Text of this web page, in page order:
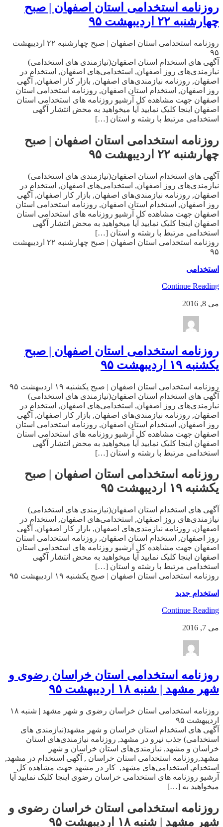
روزنامه استخدامی استان اصفهان | صبح
چهارشنبه ۲۲ اردیبهشت ۹۵
روزنامه استخدامی استان اصفهان | صبح چهارشنبه ۲۲ اردیبهشت
۹۵
آگهی های استخدام استان اصفهان(نیازمندی های استخدامی)
نیازمندی‌های روز اصفهان, استخدامی‌های اصفهان, استخدام در
اصفهان, روزنامه نیازمندی‌های اصفهان, بازار کار اصفهان, آگهی
روز اصفهان, استخدام استان اصفهان, روزنامه استخدامی استان
اصفهان جهت مشاهده کل آرشیو روزنامه های استخدامی استان
اصفهان اینجا کلیک نمایید آیا میخواهید به محض انتشار آگهی
استخدامی مرتبط با رشته و استان […]
روزنامه استخدامی استان اصفهان | صبح
چهارشنبه ۲۲ اردیبهشت ۹۵
آگهی های استخدام استان اصفهان(نیازمندی های استخدامی)
نیازمندی‌های روز اصفهان, استخدامی‌های اصفهان, استخدام در
اصفهان, روزنامه نیازمندی‌های اصفهان, بازار کار اصفهان, آگهی
روز اصفهان, استخدام استان اصفهان, روزنامه استخدامی استان
اصفهان جهت مشاهده کل آرشیو روزنامه های استخدامی استان
اصفهان اینجا کلیک نمایید آیا میخواهید به محض انتشار آگهی
استخدامی مرتبط با رشته و استان […]
روزنامه استخدامی استان اصفهان | صبح چهارشنبه ۲۲ اردیبهشت
۹۵
استخدامی
Continue Reading
می 8, 2016
روزنامه استخدامی استان اصفهان | صبح
یکشنبه ۱۹ اردیبهشت ۹۵
روزنامه استخدامی استان اصفهان | صبح یکشنبه ۱۹ اردیبهشت ۹۵
آگهی های استخدام استان اصفهان(نیازمندی های استخدامی)
نیازمندی‌های روز اصفهان, استخدامی‌های اصفهان, استخدام در
اصفهان, روزنامه نیازمندی‌های اصفهان, بازار کار اصفهان, آگهی
روز اصفهان, استخدام استان اصفهان, روزنامه استخدامی استان
اصفهان جهت مشاهده کل آرشیو روزنامه های استخدامی استان
اصفهان اینجا کلیک نمایید آیا میخواهید به محض انتشار آگهی
استخدامی مرتبط با رشته و استان […]
روزنامه استخدامی استان اصفهان | صبح
یکشنبه ۱۹ اردیبهشت ۹۵
آگهی های استخدام استان اصفهان(نیازمندی های استخدامی)
نیازمندی‌های روز اصفهان, استخدامی‌های اصفهان, استخدام در
اصفهان, روزنامه نیازمندی‌های اصفهان, بازار کار اصفهان, آگهی
روز اصفهان, استخدام استان اصفهان, روزنامه استخدامی استان
اصفهان جهت مشاهده کل آرشیو روزنامه های استخدامی استان
اصفهان اینجا کلیک نمایید آیا میخواهید به محض انتشار آگهی
استخدامی مرتبط با رشته و استان […]
روزنامه استخدامی استان اصفهان | صبح یکشنبه ۱۹ اردیبهشت ۹۵
استخدام جدید
Continue Reading
می 7, 2016
روزنامه استخدامی استان خراسان رضوی و
شهر مشهد | شنبه ۱۸ اردیبهشت ۹۵
روزنامه استخدامی استان خراسان رضوی و شهر مشهد | شنبه ۱۸
اردیبهشت ۹۵
آگهی های استخدام استان خراسان و شهر مشهد(نیازمندی های
استخدامی) جذب نیرو در مشهد, روزنامه نیازمندی‌های استان
خراسان و مشهد, نیازمندی‌های استان خراسان و شهر
مشهد,روزنامه استخدامی استان خراسان , آگهی استخدام در مشهد,
استخدام, استخدامی‌های مشهد, کار در مشهد جهت مشاهده کل
آرشیو روزنامه های استخدامی خراسان رضوی اینجا کلیک نمایید آیا
میخواهید به […]
روزنامه استخدامی استان خراسان رضوی و
شهر مشهد | شنبه ۱۸ اردیبهشت ۹۵